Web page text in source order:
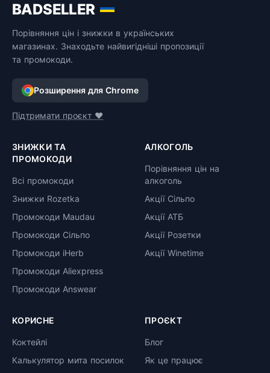
BADSELLER
Порівняння цін і знижки в українських
магазинах. Знаходьте найвигідніші пропозиції
та промокоди.
Розширення для Chrome
Підтримати проєкт ❤️
ЗНИЖКИ ТА
ПРОМОКОДИ
Всі промокоди
Знижки Rozetka
Промокоди Maudau
Промокоди Сільпо
Промокоди iHerb
Промокоди Aliexpress
Промокоди Answear
АЛКОГОЛЬ
Порівняння цін на
алкоголь
Акції Сільпо
Акції АТБ
Акції Розетки
Акції Winetime
КОРИСНЕ
Коктейлі
Калькулятор мита посилок
ПРОЄКТ
Блог
Як це працює